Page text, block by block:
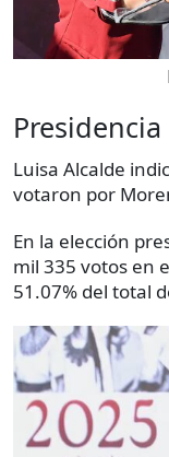
Presidencia
Luisa Alcalde
votaron por
En la elección
mil 335 votos en
51.07% del total